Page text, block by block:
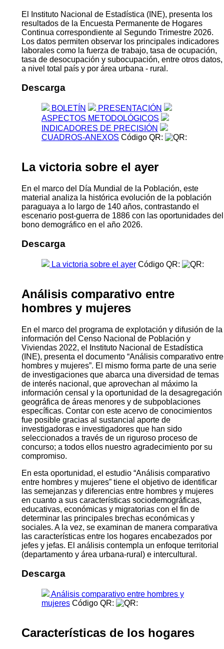
El Instituto Nacional de Estadística (INE), presenta los
resultados de la Encuesta Permanente de Hogares
Continua correspondiente al Segundo Trimestre 2026.
Los datos permiten observar los principales indicadores
laborales como la fuerza de trabajo, tasa de ocupación,
tasa de desocupación y subocupación, entre otros datos,
a nivel total país y por área urbana - rural.
Descarga
BOLETÍN
PRESENTACIÓN
ASPECTOS METODOLÓGICOS
INDICADORES DE PRECISIÓN
CUADROS-ANEXOS Código QR:
La victoria sobre el ayer
En el marco del Día Mundial de la Población, este
material analiza la histórica evolución de la población
paraguaya a lo largo de 140 años, contrastando el
escenario post-guerra de 1886 con las oportunidades del
bono demográfico en el año 2026.
Descarga
La victoria sobre el ayer Código QR:
Análisis comparativo entre
hombres y mujeres
En el marco del programa de explotación y difusión de la
información del Censo Nacional de Población y
Viviendas 2022, el Instituto Nacional de Estadística
(INE), presenta el documento “Análisis comparativo entre
hombres y mujeres”. El mismo forma parte de una serie
de investigaciones que abarca una diversidad de temas
de interés nacional, que aprovechan al máximo la
información censal y la oportunidad de la desagregación
geográfica de áreas menores y de subpoblaciones
específicas. Contar con este acervo de conocimientos
fue posible gracias al sustancial aporte de
investigadoras e investigadores que han sido
seleccionados a través de un riguroso proceso de
concurso; a todos ellos nuestro agradecimiento por su
compromiso.
En esta oportunidad, el estudio “Análisis comparativo
entre hombres y mujeres” tiene el objetivo de identificar
las semejanzas y diferencias entre hombres y mujeres
en cuanto a sus características sociodemográficas,
educativas, económicas y migratorias con el fin de
determinar las principales brechas económicas y
sociales. A la vez, se examinan de manera comparativa
las características entre los hogares encabezados por
jefes y jefas. El análisis contempla un enfoque territorial
(departamento y área urbana-rural) e intercultural.
Descarga
Análisis comparativo entre hombres y
mujeres Código QR:
Características de los hogares